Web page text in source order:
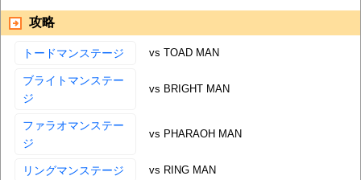
攻略
トードマンステージ vs TOAD MAN
ブライトマンステー
ジ
vs BRIGHT MAN
ファラオマンステー
ジ
vs PHARAOH MAN
リングマンステージ vs RING MAN